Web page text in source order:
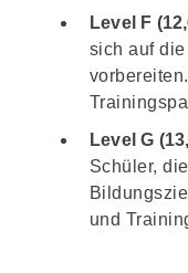
Level F
sich auf
vorbereiten.
Level G
Schüler,
und